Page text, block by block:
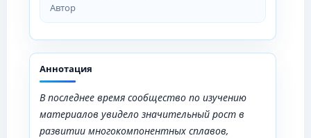
Автор
Аннотация
В последнее время сообщество по изучению
материалов увидело значительный рост в
развитии многокомпонентных сплавов,